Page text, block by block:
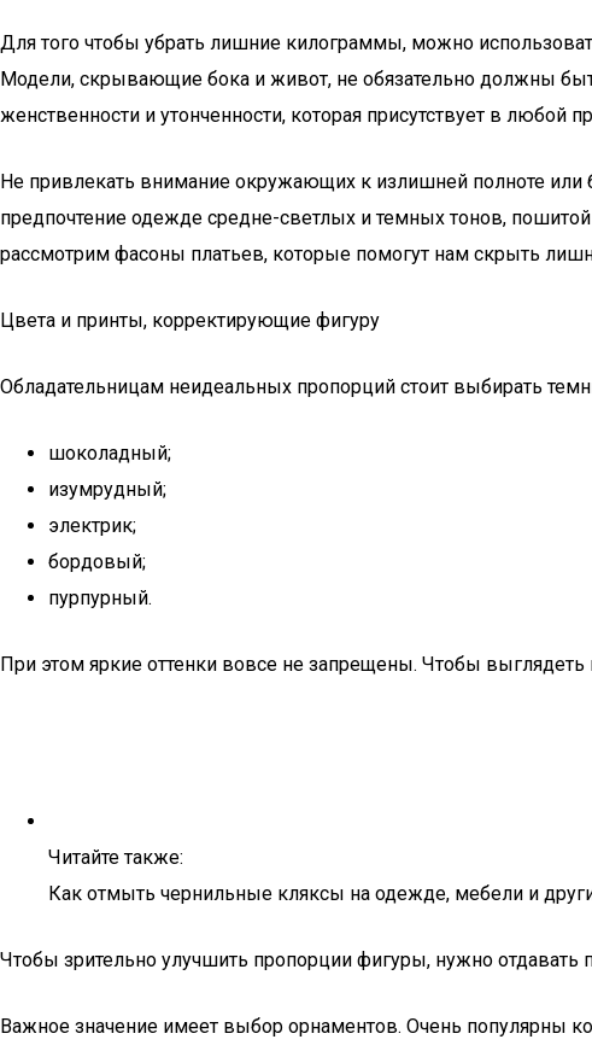
Для того чтобы убрать лишние килограммы, можно
Модели, скрывающие бока и живот, не обязательно должны
женственности и утонченности, которая присутствует в любой
Не привлекать внимание окружающих к излишней полноте или
предпочтение одежде средне-светлых и темных тонов,
рассмотрим фасоны платьев, которые помогут нам скрыть
Цвета и принты, корректирующие фигуру
Обладательницам неидеальных пропорций стоит выбирать
шоколадный;
изумрудный;
электрик;
бордовый;
пурпурный.
При этом яркие оттенки вовсе не запрещены. Чтобы
Читайте также:
Как отмыть чернильные кляксы на одежде, мебели и
Чтобы зрительно улучшить пропорции фигуры, нужно
Важное значение имеет выбор орнаментов. Очень популярны